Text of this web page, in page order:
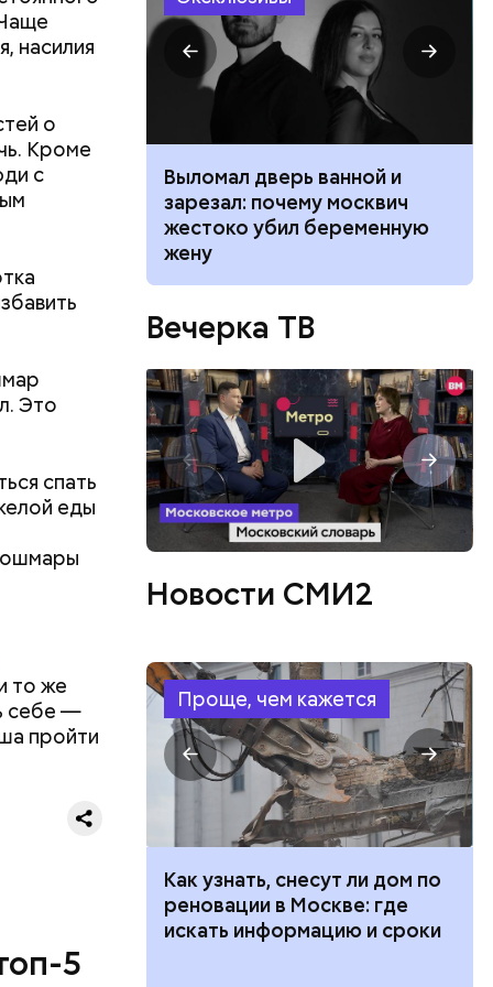
насилия
о
Кроме
с
Это
спать
еды
то же
себе —
пройти
5
с
Чем
это
—в
Выломал дверь ванной и
зарезал: почему москвич
жестоко убил беременную
жену
Вечерка ТВ
Новости СМИ2
Проще, чем кажется
нужны
Как узнать, снесут ли дом по
реновации в Москве: где
искать информацию и сроки